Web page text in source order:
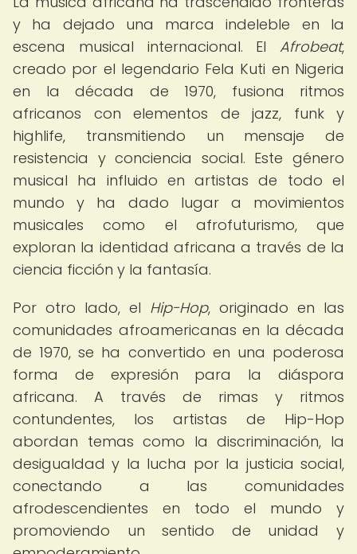
y ha dejado una marca indeleble en la
escena musical internacional. El Afrobeat,
creado por el legendario Fela Kuti en Nigeria
en la década de 1970, fusiona ritmos
africanos con elementos de jazz, funk y
highlife, transmitiendo un mensaje de
resistencia y conciencia social. Este género
musical ha influido en artistas de todo el
mundo y ha dado lugar a movimientos
musicales como el afrofuturismo, que
exploran la identidad africana a través de la
ciencia ficción y la fantasía.
Por otro lado, el Hip-Hop, originado en las
comunidades afroamericanas en la década
de 1970, se ha convertido en una poderosa
forma de expresión para la diáspora
africana. A través de rimas y ritmos
contundentes, los artistas de Hip-Hop
abordan temas como la discriminación, la
desigualdad y la lucha por la justicia social,
conectando a las comunidades
afrodescendientes en todo el mundo y
promoviendo un sentido de unidad y